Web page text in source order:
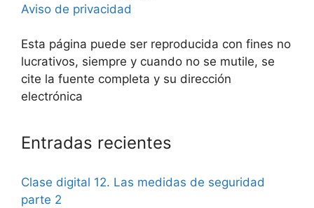
Aviso de privacidad
Esta página puede ser reproducida con fines no
lucrativos, siempre y cuando no se mutile, se
cite la fuente completa y su dirección
electrónica
Entradas recientes
Clase digital 12. Las medidas de seguridad
parte 2